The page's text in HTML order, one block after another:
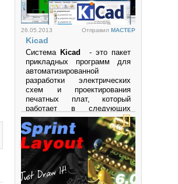
Программа поддерживает
микроконтроллеры и
микропроцессоры семейств
PIC
AVR и другие.
Просмотров: 27604
26.05.2013 Отправил MACTEP
Kicad
Система Kicad
- это пакет
прикладных программ для
автоматизированной
разработки электрических
схем и проектирования
печатных плат, который
работает в следующих
операционных системах:
• LINUX
• Windows XP
• Mac OS